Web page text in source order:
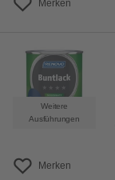
Merken
Weitere
Ausführungen
Merken